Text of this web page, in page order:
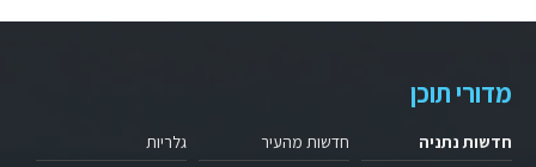
מדורי תוכן
חדשות נתניה
חדשות מהעיר
גלריות